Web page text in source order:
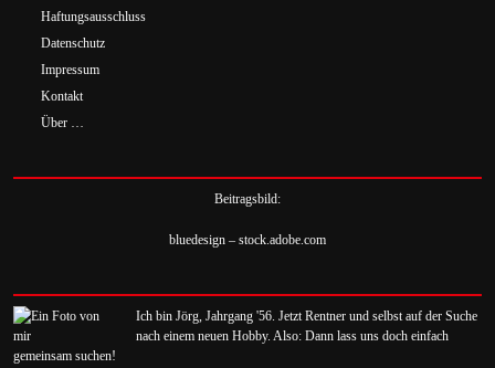
Haftungsausschluss
Datenschutz
Impressum
Kontakt
Über …
Beitragsbild:
bluedesign – stock.adobe.com
Ich bin Jörg, Jahrgang '56. Jetzt Rentner und selbst auf der Suche
nach einem neuen Hobby. Also: Dann lass uns doch einfach
gemeinsam suchen!